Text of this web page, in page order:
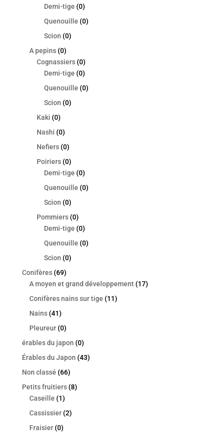
Demi-tige (0)
Quenouille (0)
Scion (0)
A pepins (0)
Cognassiers (0)
Demi-tige (0)
Quenouille (0)
Scion (0)
Kaki (0)
Nashi (0)
Nefiers (0)
Poiriers (0)
Demi-tige (0)
Quenouille (0)
Scion (0)
Pommiers (0)
Demi-tige (0)
Quenouille (0)
Scion (0)
Conifères (69)
A moyen et grand développement (17)
Conifères nains sur tige (11)
Nains (41)
Pleureur (0)
érables du japon (0)
Érables du Japon (43)
Non classé (66)
Petits fruitiers (8)
Caseille (1)
Cassissier (2)
Fraisier (0)